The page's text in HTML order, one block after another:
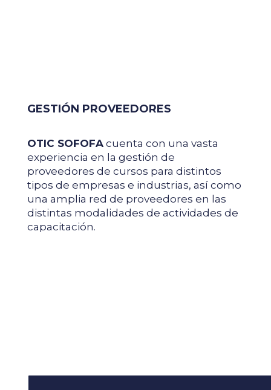
GESTIÓN PROVEEDORES
OTIC SOFOFAcuenta con una vasta
experiencia en la gestión de
proveedores de cursos para distintos
tipos de empresas e industrias, así como
una amplia red de proveedores en las
distintas modalidades de actividades de
capacitación.